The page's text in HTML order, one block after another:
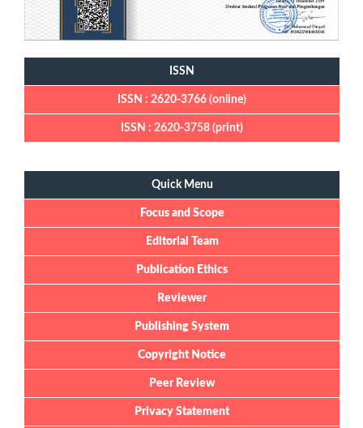
ISSN
ISSN : 2620-3766 (online)
ISSN : 2620-3758 (print)
Quick Menu
Focus and Scope
Editorial Team
Publication Ethics
Reviewer
Publishing System
Copyright Notice
Peer Review
Privacy Statement